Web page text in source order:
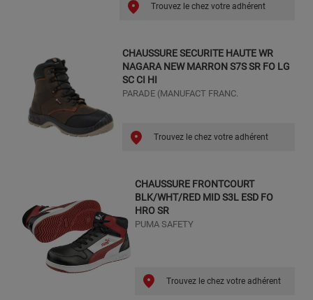
Trouvez le chez votre adhérent
CHAUSSURE SECURITE HAUTE WR
NAGARA NEW MARRON S7S SR FO LG
SC CI HI
PARADE (MANUFACT FRANC.
Trouvez le chez votre adhérent
CHAUSSURE FRONTCOURT
BLK/WHT/RED MID S3L ESD FO
HRO SR
PUMA SAFETY
Trouvez le chez votre adhérent